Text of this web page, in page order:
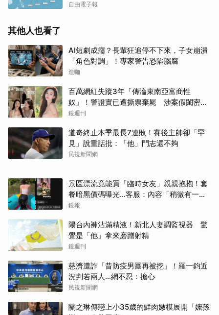
自由電子報
其他人也看了
AI短劇成癮？長輩狂追停不下來，子女崩潰
「角色對調」！專家警告恐陷腦腐
造咖
百萬網紅失蹤3年「傳淪東南亞富商性
奴」！警證實已遭撕票棄屍 涉案假閨密近
況曝光
鏡週刊
道奇終止本季最長7連敗！賽後主帥卻「罕
見」說重話批：「他」鬥志還不夠
民視新聞網
景區漂流竟能買「臨時女友」親親抱抱！套
餐暗黑價碼曝光…客服：內容「稍微有一點
尺度」
鏡報
陽台內褲沾滿精液！新北人妻調監視器 驚
覺是「他」拿來磨蹭射精
鏡週刊
慈濟遭詐「昔防疫男團再被挖」！羅一鈞近
況判若兩人…網不忍：擔心
民視新聞網
關之琳傳戀上小35歲的鮮肉嫩模展開「嬤孫